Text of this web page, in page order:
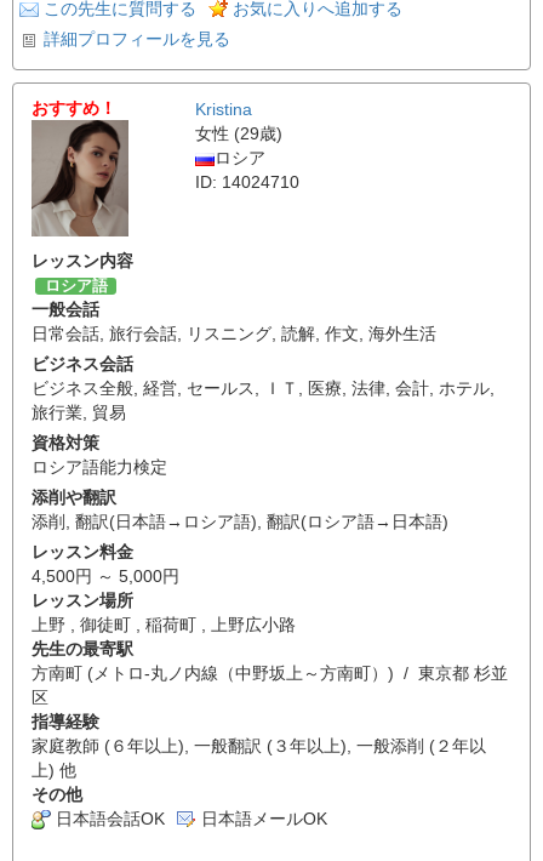
この先生に質問する
お気に入りへ追加する
詳細プロフィールを見る
おすすめ！
Kristina
女性 (29歳)
ロシア
ID: 14024710
レッスン内容
ロシア語
一般会話
日常会話 旅行会話 リスニング 読解 作文 海外生活
ビジネス会話
ビジネス全般 経営 セールス ＩＴ 医療 法律 会計 ホテル
旅行業 貿易
資格対策
ロシア語能力検定
添削や翻訳
添削
翻訳(日本語→ロシア語) 翻訳(ロシア語→日本語)
レッスン料金
4,500円 ～ 5,000円
レッスン場所
上野 , 御徒町 , 稲荷町 , 上野広小路
先生の最寄駅
方南町 (メトロ-丸ノ内線（中野坂上～方南町）) / 東京都 杉並
区
指導経験
家庭教師 (６年以上), 一般翻訳 (３年以上), 一般添削 (２年以
上) 他
その他
日本語会話OK
日本語メールOK